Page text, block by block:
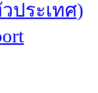
ประเทศ)